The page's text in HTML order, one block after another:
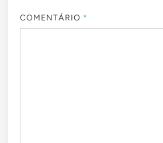
COMENTÁRIO *